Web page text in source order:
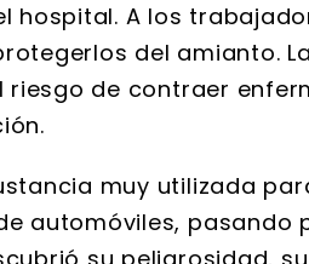
hospital. A los
del amianto.
de contraer
muy utilizada
automóviles, pasando